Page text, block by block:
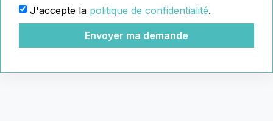
J'accepte la politique de confidentialité.
Envoyer ma demande